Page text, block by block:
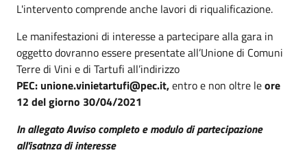
L'intervento comprende anche lavori di riqualificazione.
Le manifestazioni di interesse a partecipare alla gara in
oggetto dovranno essere presentate all’Unione di Comuni
Terre di Vini e di Tartufi all’indirizzo
PEC: unione.vinietartufi@pec.it,entro e non oltre leore
12 del giorno 30/04/2021
In allegato Avviso completo e modulo di partecipazione
all'isatnza di interesse